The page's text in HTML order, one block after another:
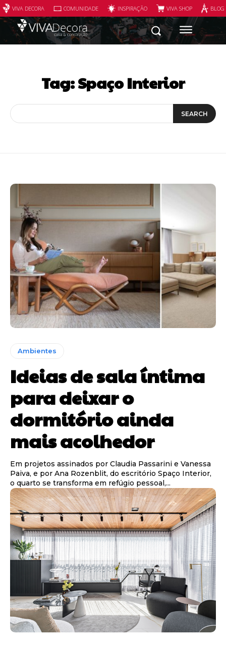
VIVA DECORA COMUNIDADE INSPIRAÇÃO VIVA SHOP
Tag:Spaço Interior
SEARCH
Ambientes
Ideias de sala íntima
para deixar o
dormitório ainda
mais acolhedor
Em projetos assinados por Claudia Passarini e Vanessa
Paiva, e por Ana Rozenblit, do escritório Spaço Interior,
o quarto se transforma em refúgio pessoal,...